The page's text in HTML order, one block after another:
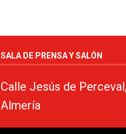
SALA DE PRENSA Y SALÓN
Calle Jesús de
Almería